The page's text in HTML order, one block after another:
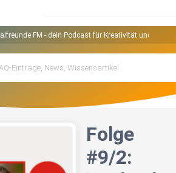
FM - dein Podcast für Kreativität und
Folge
#9/2: